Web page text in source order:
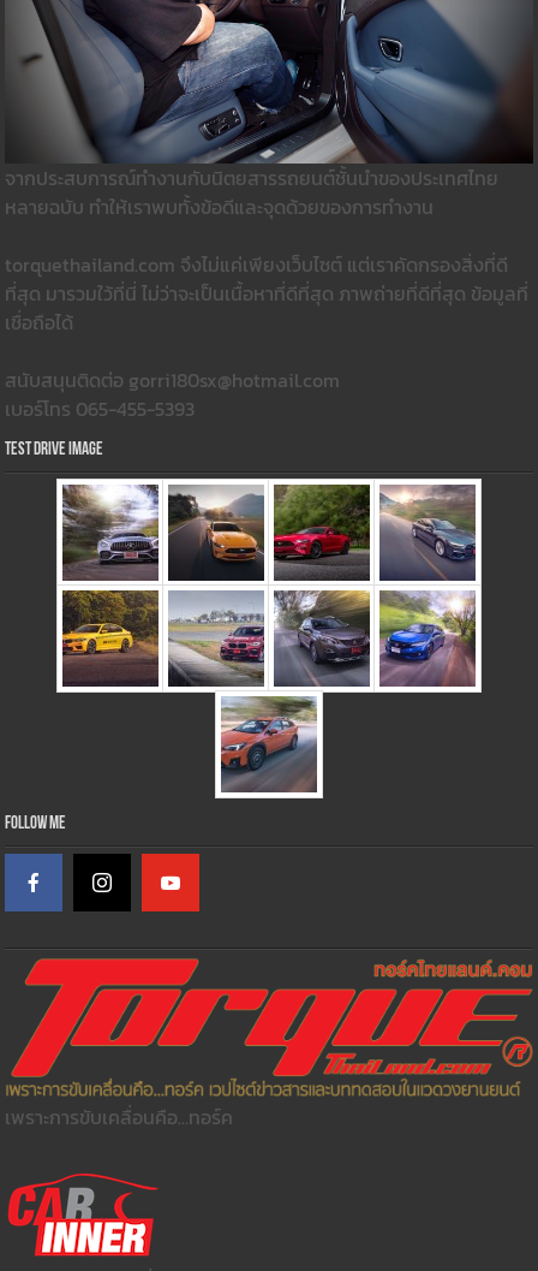
จากประสบการณ์ทำงานกับนิตยสารรถยนต์ชั้นนำของประเทศไทย
หลายฉบับ ทำให้เราพบทั้งข้อดีและจุดด้วยของการทำงาน
torquethailand.com จึงไม่แค่เพียงเว็บไซต์ แต่เราคัดกรองสิ่งที่ดี
ที่สุด มารวมใว้ที่นี่ ไม่ว่าจะเป็นเนื้อหาที่ดีที่สุด ภาพถ่ายที่ดีที่สุด ข้อมูลที่
เชื่อถือได้
สนับสนุนติดต่อ gorri180sx@hotmail.com
เบอร์โทร 065-455-5393
Test Drive Image
Follow Me
เพราะการขับเคลื่อนคือ...ทอร์ค